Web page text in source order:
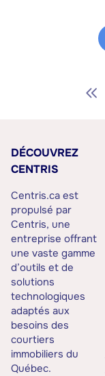
DÉCOUVREZ
CENTRIS
Centris.ca est
propulsé par
Centris, une
entreprise offrant
une vaste gamme
d’outils et de
solutions
technologiques
adaptés aux
besoins des
courtiers
immobiliers du
Québec.